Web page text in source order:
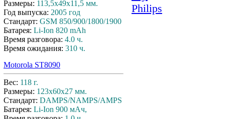
Размеры: 113,5х49х11,5 мм.
Год выпуска: 2005 год
Стандарт: GSM 850/900/1800/1900
Батарея: Li-Ion 820 mAh
Время разговора: 4.0 ч.
Время ожидания: 310 ч.
Motorola ST8090
Вес: 118 г.
Размеры: 123x60x27 мм.
Стандарт: DAMPS/NAMPS/AMPS
Батарея: Li-Ion 900 мАч,
Philips